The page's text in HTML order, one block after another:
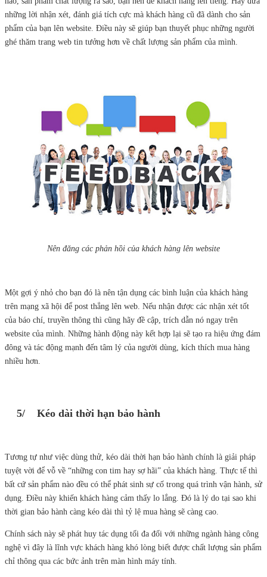
những lời nhận xét, đánh giá tích cực mà khách hàng cũ đã dành cho sản
phẩm của bạn lên website. Điều này sẽ giúp bạn thuyết phục những người
ghé thăm trang web tin tưởng hơn về chất lượng sản phẩm của mình.
Nên đăng các phản hồi của khách hàng lên website
Một gợi ý nhỏ cho bạn đó là nên tận dụng các bình luận của khách hàng
trên mạng xã hội để post thẳng lên web. Nếu nhận được các nhận xét tốt
của báo chí, truyền thông thì cũng hãy đề cập, trích dẫn nó ngay trên
website của mình. Những hành động này kết hợp lại sẽ tạo ra hiệu ứng đám
đông và tác động mạnh đến tâm lý của người dùng, kích thích mua hàng
nhiều hơn.
5/ Kéo dài thời hạn bảo hành
Tương tự như việc dùng thử, kéo dài thời hạn bảo hành chính là giải pháp
tuyệt vời để vỗ về “những con tim hay sợ hãi” của khách hàng. Thực tế thì
bất cứ sản phẩm nào đều có thể phát sinh sự cố trong quá trình vận hành, sử
dụng. Điều này khiến khách hàng cảm thấy lo lắng. Đó là lý do tại sao khi
thời gian bảo hành càng kéo dài thì tỷ lệ mua hàng sẽ càng cao.
Chính sách này sẽ phát huy tác dụng tối đa đối với những ngành hàng công
nghệ vì đây là lĩnh vực khách hàng khó lòng biết được chất lượng sản phẩm
chỉ thông qua các bức ảnh trên màn hình máy tính.